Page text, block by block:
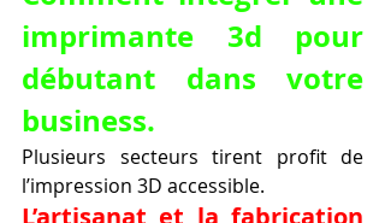
imprimante 3d pour
débutant dans votre
business.
Plusieurs secteurs tirent profit de
l’impression 3D accessible.
L’artisanat et la fabrication